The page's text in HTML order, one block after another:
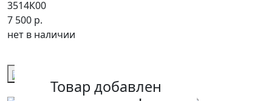
3514К00
7 500 р.
нет в наличии
Товар добавлен